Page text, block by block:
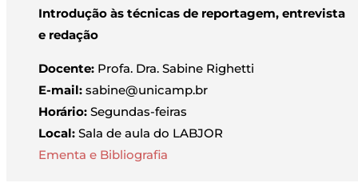
Introdução às técnicas de reportagem, entrevista
e redação
Docente: Profa. Dra. Sabine Righetti
E-mail: sabine@unicamp.br
Horário: Segundas-feiras
Local: Sala de aula do LABJOR
Ementa e Bibliografia